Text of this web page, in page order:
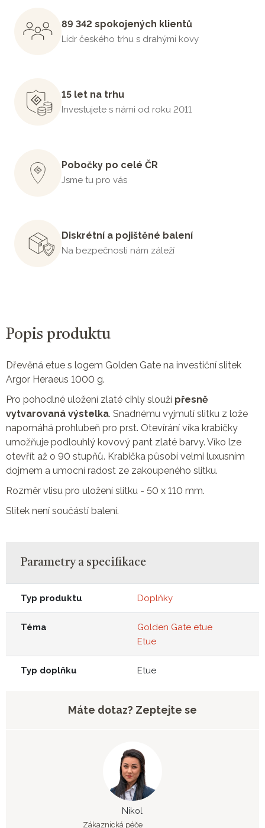
89 342 spokojených klientů
Lídr českého trhu s drahými kovy
15 let na trhu
Investujete s námi od roku 2011
Pobočky po celé ČR
Jsme tu pro vás
Diskrétní a pojištěné balení
Na bezpečnosti nám záleží
Popis produktu
Dřevěná etue s logem Golden Gate na investiční slitek
Argor Heraeus 1000 g.
Pro pohodlné uložení zlaté cihly slouží přesně
vytvarovaná výstelka. Snadnému vyjmutí slitku z lože
napomáhá prohlubeň pro prst. Otevírání víka krabičky
umožňuje podlouhlý kovový pant zlaté barvy. Víko lze
otevřít až o 90 stupňů. Krabička působí velmi luxusním
dojmem a umocní radost ze zakoupeného slitku.
Rozměr vlisu pro uložení slitku - 50 x 110 mm.
Slitek není součástí balení.
Parametry a specifikace
Typ produktu Doplňky
Téma
Golden Gate etue
Etue
Typ doplňku Etue
Máte dotaz? Zeptejte se
Nikol
Zákaznická péče